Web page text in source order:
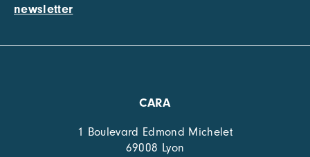
newsletter
CARA
1 Boulevard Edmond Michelet
69008 Lyon